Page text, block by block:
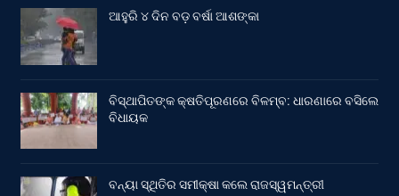
ଆହୁରି ୪ ଦିନ ବଡ଼ ବର୍ଷା ଆଶଙ୍କା
ବିସ୍ଥାପିତଙ୍କ କ୍ଷତିପୂରଣରେ ବିଳମ୍ବ: ଧାରଣାରେ ବସିଲେ
ବିଧାୟକ
ବନ୍ୟା ସ୍ଥିତିର ସମୀକ୍ଷା କଲେ ରାଜସ୍ୱମନ୍ତ୍ରୀ